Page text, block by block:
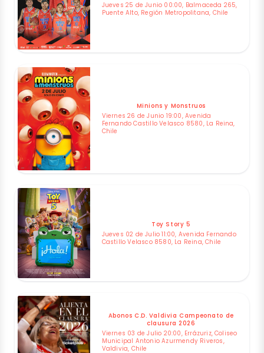
Jueves 25 de Junio 00:00, Balmaceda 265,
Puente Alto, Región Metropolitana, Chile
Minions y Monstruos
Viernes 26 de Junio 19:00, Avenida
Fernando Castillo Velasco 8580, La Reina,
Chile
Toy Story 5
Jueves 02 de Julio 11:00, Avenida Fernando
Castillo Velasco 8580, La Reina, Chile
Abonos C.D. Valdivia Campeonato de
clausura 2026
Viernes 03 de Julio 20:00, Errázuriz, Coliseo
Municipal Antonio Azurmendy Riveros,
Valdivia, Chile